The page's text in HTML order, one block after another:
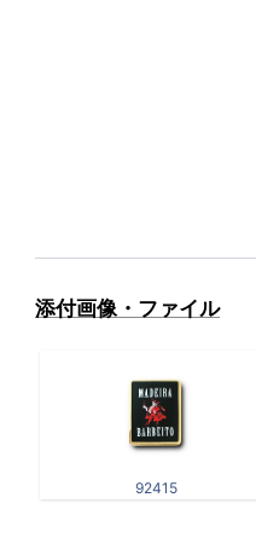
添付画像・ファイル
92415